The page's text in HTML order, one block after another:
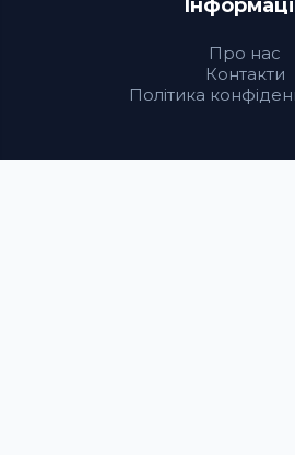
Про нас
Контакти
Політика